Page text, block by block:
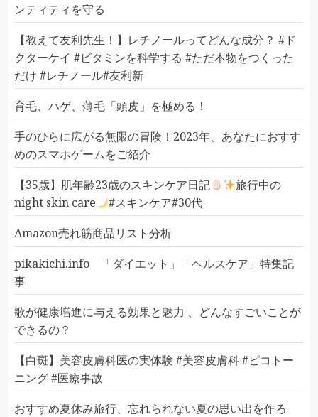
ンティティを守る
【教えて友利先生！】レチノールってどんな成分？ #ド
クターケイ #ビタミンを科学する #ただ本物をつくった
だけ #レチノール#友利新
育毛、ハゲ、薄毛「頭皮」を極める！
手のひらに広がる無限の冒険！2023年、あなたにおすす
めのスマホゲームをご紹介
【35歳】肌年齢23歳のスキンケア日記
旅行中の
night skin care
#スキンケア#30代
Amazon売れ筋商品リスト分析
pikakichi.info 「ダイエット」「ヘルスケア」特集記
事
歌が健康増進に与える効果と魅力 、どんなすごいことが
できるの？
【白斑】美容皮膚科医の実体験 #美容皮膚科 #ピコトー
ニング #医療事故
おすすめ夏休み旅行、忘れられない夏の思い出を作ろ